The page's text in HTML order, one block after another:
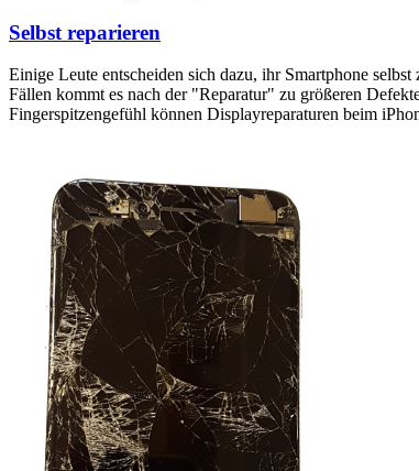
Selbst reparieren
Einige Leute entscheiden sich dazu, ihr Smartphone
Fällen kommt es nach der "Reparatur" zu größeren
Fingerspitzengefühl können Displayreparaturen beim